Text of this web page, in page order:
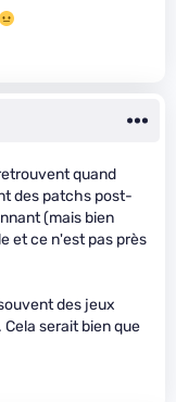
quand
des patchs post-
(mais bien
et ce n'est pas près
des jeux
serait bien que